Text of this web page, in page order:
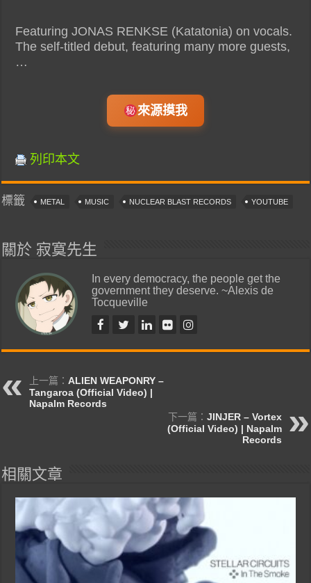
Featuring JONAS RENKSE (Katatonia) on vocals.
The self-titled debut, featuring many more guests,
…
來源摸我
列印本文
標籤 METAL MUSIC NUCLEAR BLAST RECORDS YOUTUBE
關於 寂寞先生
In every democracy, the people get the
government they deserve. ~Alexis de
Tocqueville
上一篇：ALIEN WEAPONRY –
Tangaroa (Official Video) |
Napalm Records
下一篇： JINJER – Vortex
(Official Video) | Napalm
Records
相關文章